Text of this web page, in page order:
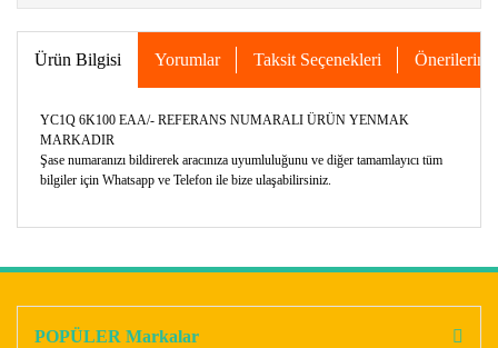
Ürün Bilgisi Yorumlar Taksit Seçenekleri Önerileriniz
YC1Q 6K100 EAA/- REFERANS NUMARALI ÜRÜN YENMAK
MARKADIR
Şase numaranızı bildirerek aracınıza uyumluluğunu ve diğer tamamlayıcı tüm
bilgiler için Whatsapp ve Telefon ile bize ulaşabilirsiniz.
POPÜLER Markalar